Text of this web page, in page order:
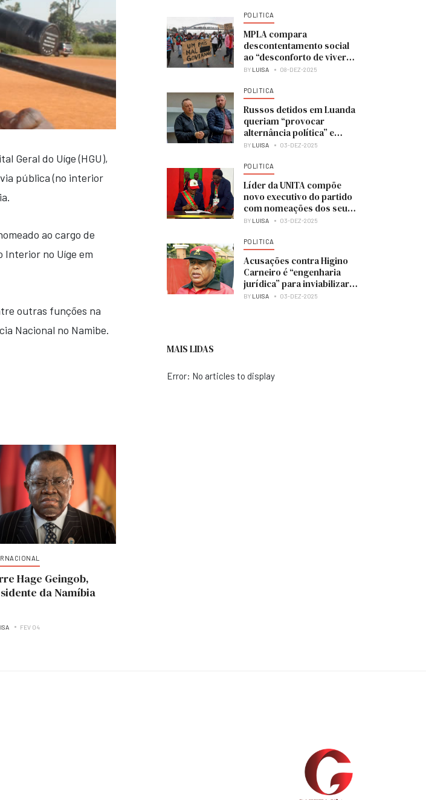
Geral do Uíge (HGU),
pública (no interior
ao cargo de
Interior no Uíge em
outras funções na
Nacional no Namibe.
SECRETARIA GERAL DO MINISTÉRIO DA CULTURA E HOTELARIA
A PEDIDO DO MINISTÉRIO PÚBLICO, O TRIBUNAL ESTENDEU A PENA DE NETH NAHARA PARA DOIS ANOS DE PRISÃO
Hage Geingob,
da Namíbia
FEV 04
POLITICA
MPLA compara
descontentamento social
ao “desconforto de viver
numa casa em obras”
BY LUISA 08-DEZ-2025
POLITICA
Russos detidos em Luanda
queriam “provocar
alternância política” e
colocar UNITA no poder
BY LUISA 03-DEZ-2025
POLITICA
Líder da UNITA compõe
novo executivo do partido
com nomeações dos seus
membros
BY LUISA 03-DEZ-2025
POLITICA
Acusações contra Higino
Carneiro é “engenharia
jurídica” para inviabilizar
candidatura à presidência
BY LUISA 03-DEZ-2025
MAIS LIDAS
Error: No articles to display